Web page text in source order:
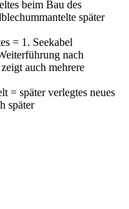
beim Bau des
später
= 1. Seekabel
nach
auch mehrere
= später verlegtes neues
später